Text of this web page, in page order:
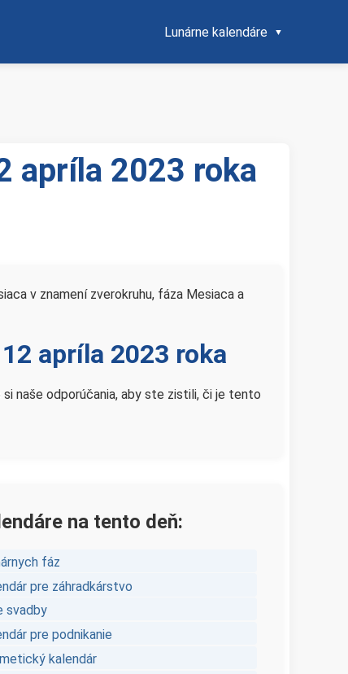
Lunárne kalendáre
apríla 2023 roka
v znamení zverokruhu, fáza Mesiaca a
apríla 2023 roka
naše odporúčania, aby ste zistili, či je tento
na tento deň:
fáz
pre záhradkárstvo
svadby
pre podnikanie
kalendár